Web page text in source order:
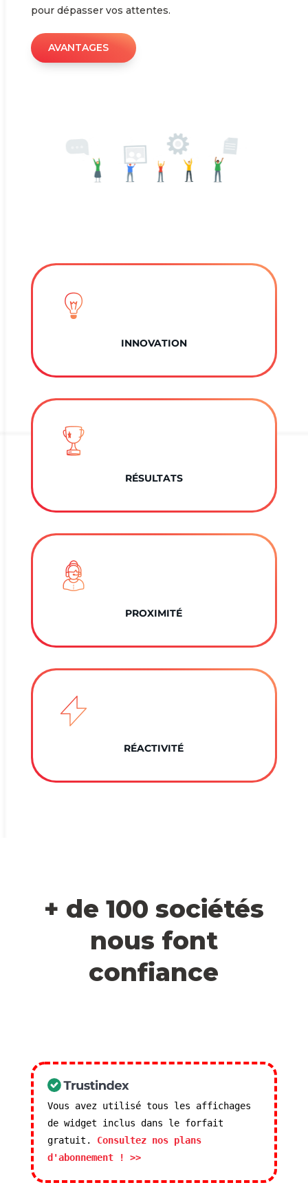
pour dépasser vos attentes.
AVANTAGES
INNOVATION
RÉSULTATS
PROXIMITÉ
RÉACTIVITÉ
+ de 100 sociétés
nous font
confiance
Vous avez utilisé tous les affichages
de widget inclus dans le forfait
gratuit. Consultez nos plans
d'abonnement ! >>